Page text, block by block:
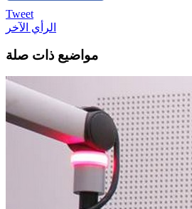
Tweet
الرأي الآخر
مواضيع ذات صلة